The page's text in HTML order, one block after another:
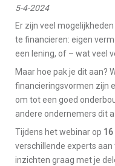
5-4-2024
Er zijn veel
te financieren: eigen
een lening, of – wat veel
Maar hoe pak je dit aan?
financieringsvormen zijn
om tot een goed
andere ondernemers dit
Tijdens het webinar op 16
verschillende experts
inzichten graag met je